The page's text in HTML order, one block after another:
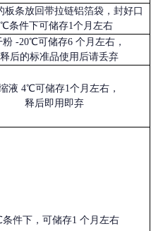
板条放回带拉链铝箔袋，封好口
条件下可储存1个月左右
粉 -20℃可储存6 个月左右，
后的标准品使用后请丢弃
液 4℃可储存1个月左右，
释后即用即弃
件下，可储存1 个月左右